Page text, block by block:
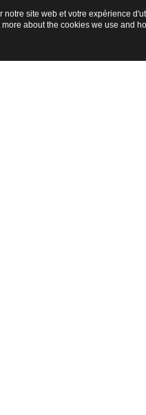
notre site web et votre expérience
about the cookies we use and